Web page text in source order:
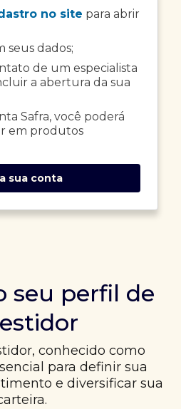
no site para abrir
seus dados;
de um especialista
a abertura da sua
Safra, você poderá
em produtos
sua conta
seu perfil de
conhecido como
para definir sua
e diversificar sua